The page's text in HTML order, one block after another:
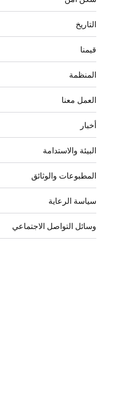
التاريخ
قيمنا
المنظمة
العمل معنا
أخبار
البيئة والاستدامة
المطبوعات والوثائق
سياسة الرعاية
وسائل التواصل الاجتماعي